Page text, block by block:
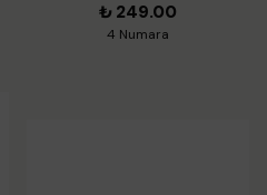
₺ 249.00
4 Numara